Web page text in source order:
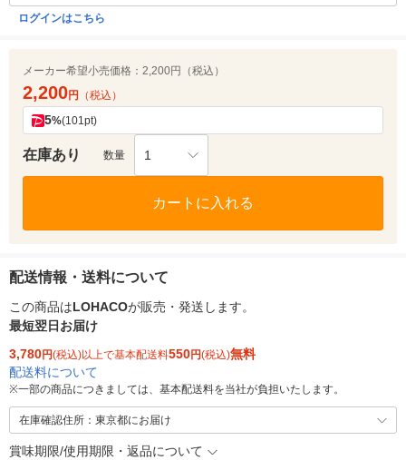
ログインはこちら
メーカー希望小売価格： 2,200円（税込）
2,200円 （税込）
5%(101pt)
在庫あり 数量 1
カートに入れる
配送情報・送料について
この商品はLOHACOが販売・発送します。
最短翌日お届け
3,780円(税込)以上で基本配送料550円(税込)無料
配送料について
※一部の商品につきましては、基本配送料を当社が負担いたします。
在庫確認住所：東京都にお届け
賞味期限/使用期限・返品について